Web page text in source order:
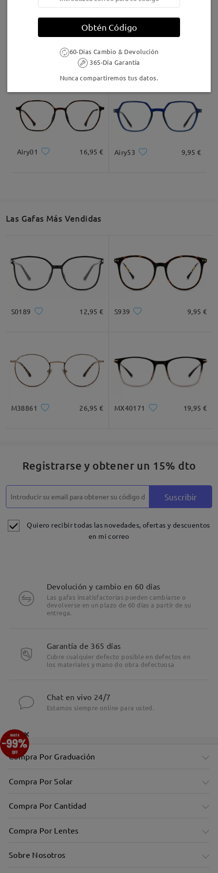
16,95 € AC13070
Airy01 16,95 € Airy53 9,95 €
Las Gafas Más Vendidas
S0189 12,95 € S939 9,95 €
M38861 26,95 € MX40171 19,95 €
Registrarse y obtener un 15% dto
Suscribir
Quiero recibir todas las novedades, ofertas y descuentos
en mi correo
Devolución y cambio en 60 días
Las gafas insatisfactorias pueden cambiarse o
devolverse en un plazo de 60 días a partir de su
entrega.
Garantía de 365 días
Cubre cualquier defecto posible en defectos en
los materiales y mano do obra defectuosa
Chat en vivo 24/7
Estamos siempre online para usted.
Compra Por Graduación
Compra Por Solar
Compra Por Cantidad
Compra Por Lentes
Sobre Nosotros
×
Obtén Código
60-Días Cambio & Devolución
365-Día Garantía
Nunca compartiremos tus datos.